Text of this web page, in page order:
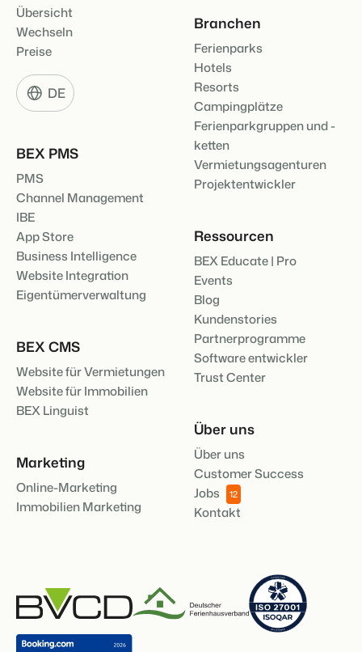
Übersicht
Wechseln
Preise
DE
BEX PMS
PMS
Channel Management
IBE
App Store
Business Intelligence
Website Integration
Eigentümerverwaltung
BEX CMS
Website für Vermietungen
Website für Immobilien
BEX Linguist
Marketing
Online-Marketing
Immobilien Marketing
Branchen
Ferienparks
Hotels
Resorts
Campingplätze
Ferienparkgruppen und -
ketten
Vermietungsagenturen
Projektentwickler
Ressourcen
BEX Educate | Pro
Events
Blog
Kundenstories
Partnerprogramme
Software entwickler
Trust Center
Über uns
Über uns
Customer Success
Jobs
12
Kontakt